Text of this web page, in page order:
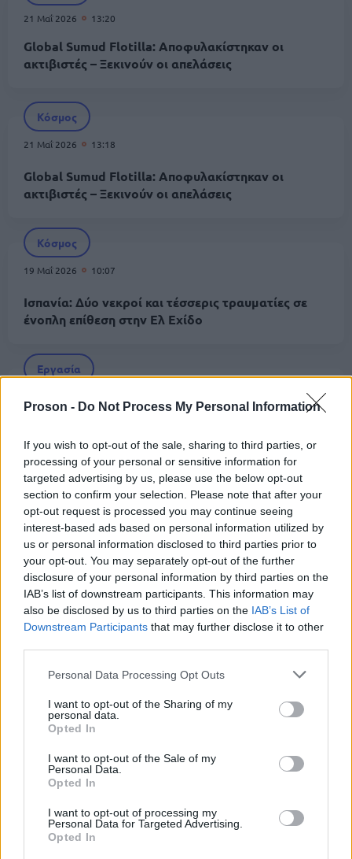
Proson - Do Not Process My Personal Information
If you wish to opt-out of the sale, sharing to third parties, or
processing of your personal or sensitive information for
targeted advertising by us, please use the below opt-out
section to confirm your selection. Please note that after your
opt-out request is processed you may continue seeing
interest-based ads based on personal information utilized by
us or personal information disclosed to third parties prior to
your opt-out. You may separately opt-out of the further
disclosure of your personal information by third parties on the
IAB’s list of downstream participants. This information may
also be disclosed by us to third parties on the IAB’s List of
Downstream Participants that may further disclose it to other
Please note that this website/app uses one or more Google
not limited to your visit or usage behaviour. You may click to
grant or deny consent to Google and its third-party tags to
use your data for below specified purposes in below Google
consent section.
Personal Data Processing Opt Outs
I want to opt-out of the Sharing of my
personal data.
Opted In
I want to opt-out of the Sale of my
Personal Data.
Opted In
I want to opt-out of processing my
Personal Data for Targeted Advertising.
Opted In
21 Μαΐ 2026 13:20
Global Sumud Flotilla: Αποφυλακίστηκαν οι
ακτιβιστές – Ξεκινούν οι απελάσεις
Κόσμος
21 Μαΐ 2026 13:18
Global Sumud Flotilla: Αποφυλακίστηκαν οι
ακτιβιστές – Ξεκινούν οι απελάσεις
Κόσμος
19 Μαΐ 2026 10:07
Ισπανία: Δύο νεκροί και τέσσερις τραυματίες σε
ένοπλη επίθεση στην Ελ Εχίδο
Εργασία
μισθό έως 32.000€ + bonus
Κατάρτιση
14 Μαρ 2026 09:05
Η Μαδρίτη αναδεικνύεται η πιο ρομαντική πόλη
της Ευρώπης
Εργασία
11 Μαρ 2026 06:20
Ισπανία: Θέση εργασίας για ελληνόφωνους με
04 Μαρ 2026 13:15
«Έτοιμη να αντιδράσει» η ΕΕ μετά τις απειλές
Τραμπ για εμπορικό εμπάργκο στην Ισπανία